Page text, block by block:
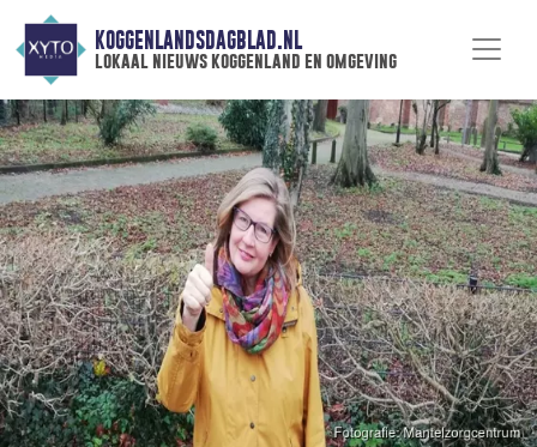
KOGGENLANDSDAGBLAD.NL
lokaal nieuws koggenland en omgeving